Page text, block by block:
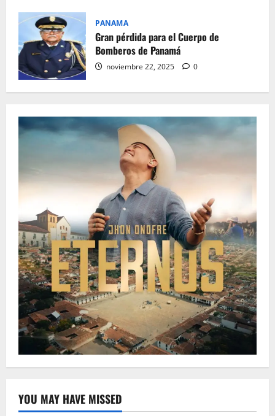
PANAMA
Gran pérdida para el Cuerpo de
Bomberos de Panamá
noviembre 22, 2025 0
YOU MAY HAVE MISSED